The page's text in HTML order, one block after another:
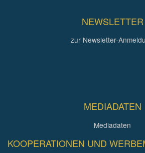
NEWSLETTER
zur Newsletter-
MEDIADATEN
Mediadaten
KOOPERATIONEN UND